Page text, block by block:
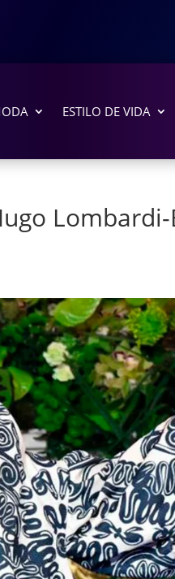
ESTILO DE VIDA